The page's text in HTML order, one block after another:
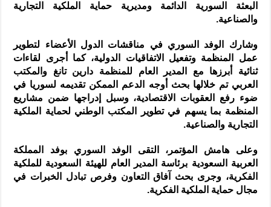
سوريا تبحث مع الإيسيسكو التعاون في البحث العلمي وحماية التراث
البعثة السورية الدائمة ومديرية حماية الملكية التجارية
والصناعية.
وشارك الوفد السوري في مناقشات الدول الأعضاء لتطوير
عمل المنظمة وتفعيل الاتفاقيات الدولية، كما أجرى لقاءات
ثنائية أبرزها مع المدير العام للمنظمة دارين تانغ والمكتب
العربي تم خلالها بحث أوجه الدعم الممكن تقديمه لسوريا في
ضوء رفع العقوبات الاقتصادية، وسبل إدراجها ضمن مشاريع
المنظمة بما يسهم في تطوير المكتب الوطني لحماية الملكية
التجارية والصناعية.
وعلى هامش المؤتمر، التقى الوفد السوري بوفد المملكة
العربية السعودية برئاسة المدير العام للهيئة السعودية للملكية
الفكرية، وجرى بحث آفاق التعاون وفرص تبادل الخبرات في
مجال حماية الملكية الفكرية.